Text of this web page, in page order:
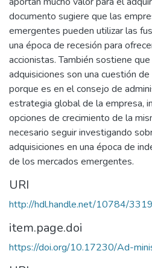
documento sugiere que las
emergentes pueden utilizar las
una época de recesión para
accionistas. También sostiene
adquisiciones son una cuestión
porque es en el consejo de
estrategia global de la empresa,
opciones de crecimiento de la
necesario seguir investigando
adquisiciones en una época de
de los mercados emergentes.
URI
http://hdl.handle.net/10784/
item.page.doi
https://doi.org/10.17230/Ad-